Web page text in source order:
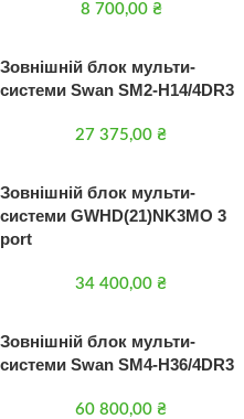
8 700,00 ₴
Зовнішній блок мульти-
системи Swan SM2-H14/4DR3
27 375,00 ₴
Зовнішній блок мульти-
системи GWHD(21)NK3MO 3
port
34 400,00 ₴
Зовнішній блок мульти-
системи Swan SM4-H36/4DR3
60 800,00 ₴